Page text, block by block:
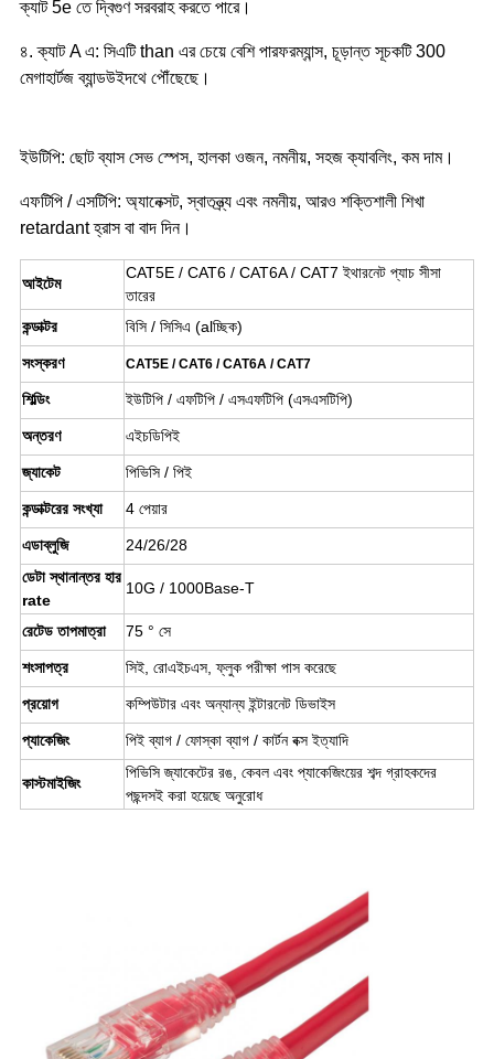
ক্যাট 5e তে দ্বিগুণ সরবরাহ করতে পারে।
৪. ক্যাট A এ: সিএটি than এর চেয়ে বেশি পারফরম্যান্স, চূড়ান্ত সূচকটি 300
মেগাহার্টজ ব্যান্ডউইদথে পৌঁছেছে।
ইউটিপি: ছোট ব্যাস সেভ স্পেস, হালকা ওজন, নমনীয়, সহজ ক্যাবলিং, কম দাম।
এফটিপি / এসটিপি: অ্যানেক্সট, স্বাতন্ত্র্য এবং নমনীয়, আরও শক্তিশালী শিখা
retardant হ্রাস বা বাদ দিন।
আইটেম
CAT5E / CAT6 / CAT6A / CAT7 ইথারনেট প্যাচ সীসা
তারের
কন্ডাক্টর
বিসি / সিসিএ (alচ্ছিক)
সংস্করণ CAT5E / CAT6 / CAT6A / CAT7
শিল্ডিং ইউটিপি / এফটিপি / এসএফটিপি (এসএসটিপি)
অন্তরণ এইচডিপিই
জ্যাকেট পিভিসি / পিই
কন্ডাক্টরের সংখ্যা 4 পেয়ার
এডাব্লুজি
24/26/28
ডেটা স্থানান্তর হার
rate
10G / 1000Base-T
রেটেড তাপমাত্রা 75 ° সে
শংসাপত্র সিই, রোএইচএস, ফ্লুক পরীক্ষা পাস করেছে
প্রয়োগ কম্পিউটার এবং অন্যান্য ইন্টারনেট ডিভাইস
প্যাকেজিং পিই ব্যাগ / ফোস্কা ব্যাগ / কার্টন বক্স ইত্যাদি
কাস্টমাইজিং
পিভিসি জ্যাকেটের রঙ, কেবল এবং প্যাকেজিংয়ের শব্দ গ্রাহকদের
পছন্দসই করা হয়েছে অনুরোধ